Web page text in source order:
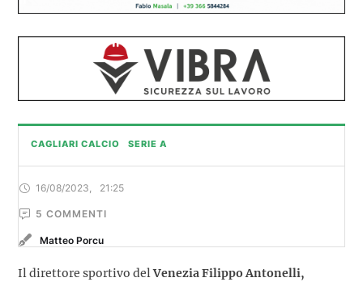
CAGLIARI CALCIO SERIE A
16/08/2023, 21:25
5 COMMENTI
Matteo Porcu
Il direttore sportivo delVenezia Filippo Antonelli,